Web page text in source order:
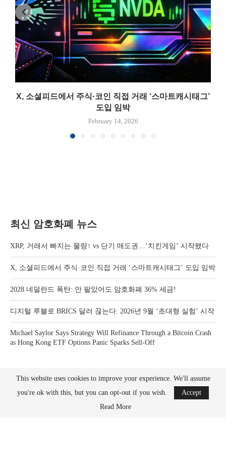
X, 소셜피드에서 주식·코인 직접 거래 ‘스마트캐시태그’
도입 임박
February 14, 2026
최신 암호화폐 뉴스
XRP, 거래서 빠지는 물량↑ vs 단기 매도권…‘치킨게임’ 시작됐다
X, 소셜피드에서 주식·코인 직접 거래 ‘스마트캐시태그’ 도입 임박
2028 네덜란드 폭탄: 안 팔았어도 암호화폐 36% 세금!
디지털 루블로 BRICS 달러 끊는다: 2026년 9월 ‘초대형 실험’ 시작
Michael Saylor Says Strategy Will Refinance Through a Bitcoin Crash
as Hong Kong ETF Options Panic Sparks Sell-Off
Bitcoin News Crypto is the leader in news and information on cryptocurrency, digital
This website uses cookies to improve your experience. We'll assume
you're ok with this, but you can opt-out if you wish.
Accept
Read More